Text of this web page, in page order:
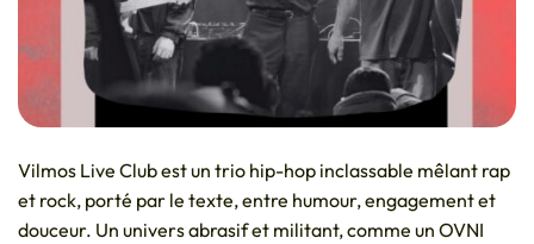
Vilmos Live Club est un trio hip-hop inclassable mêlant rap
et rock, porté par le texte, entre humour, engagement et
douceur. Un univers abrasif et militant, comme un OVNI